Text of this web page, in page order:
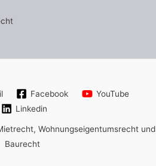
Facebook
YouTube
Linkedin
Wohnungseigentumsrecht und
Baurecht